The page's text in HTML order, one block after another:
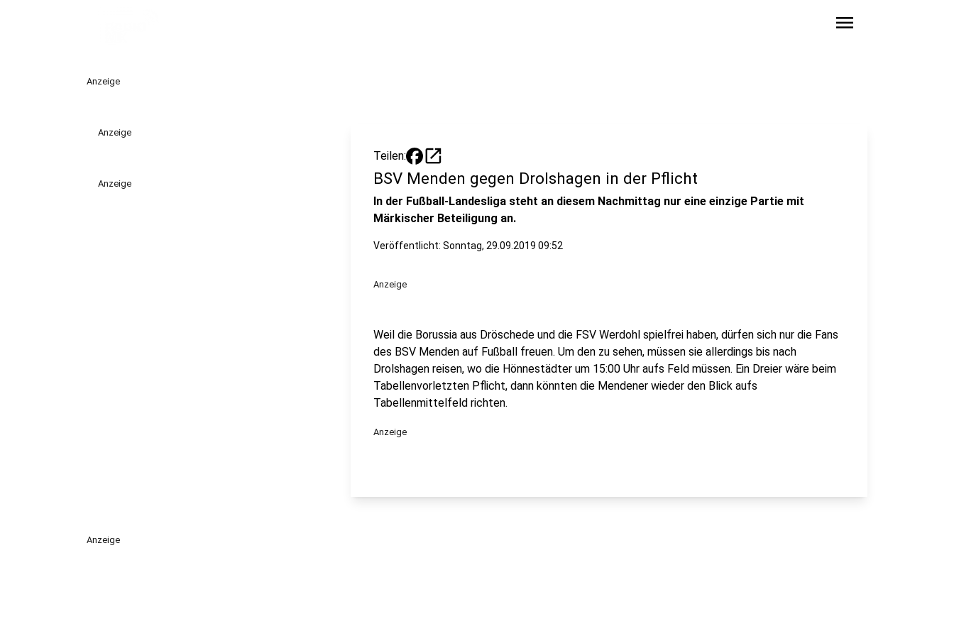
menu
Anzeige
Anzeige
Anzeige
Teilen: open_in_new
BSV Menden gegen Drolshagen in der Pflicht
In der Fußball-Landesliga steht an diesem Nachmittag nur eine einzige Partie mit
Märkischer Beteiligung an.
Veröffentlicht: Sonntag, 29.09.2019 09:52
Anzeige
Weil die Borussia aus Dröschede und die FSV Werdohl spielfrei haben, dürfen sich nur die Fans
des BSV Menden auf Fußball freuen. Um den zu sehen, müssen sie allerdings bis nach
Drolshagen reisen, wo die Hönnestädter um 15:00 Uhr aufs Feld müssen. Ein Dreier wäre beim
Tabellenvorletzten Pflicht, dann könnten die Mendener wieder den Blick aufs
Tabellenmittelfeld richten.
Anzeige
Anzeige